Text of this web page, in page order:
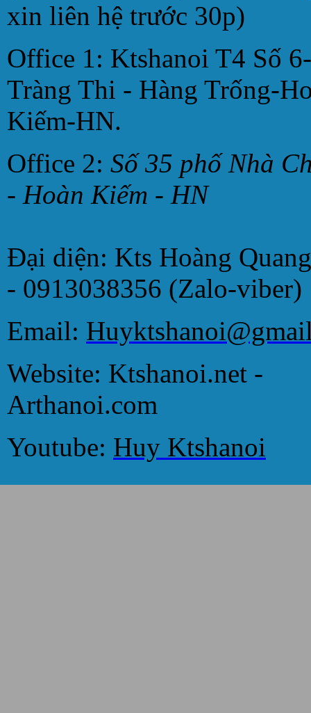
xin liên hệ trước 30p)
Office 1: Ktshanoi T4 Số
Tràng Thi - Hàng Trống-
Kiếm-HN.
Office 2: Số 35 phố Nhà
- Hoàn Kiếm - HN
Đại diện: Kts Hoàng
- 0913038356 (Zalo-viber)
Email:
Website: Ktshanoi.net -
Arthanoi.com
Youtube: Huy Ktshanoi